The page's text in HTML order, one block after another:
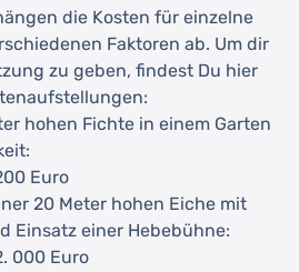
die Kosten für einzelne
Faktoren ab. Um dir
zu geben, findest Du hier
hohen Fichte in einem Garten
Euro
20 Meter hohen Eiche mit
Einsatz einer Hebebühne:
000 Euro